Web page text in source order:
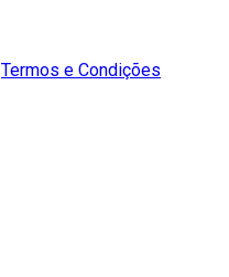
Termos e Condições